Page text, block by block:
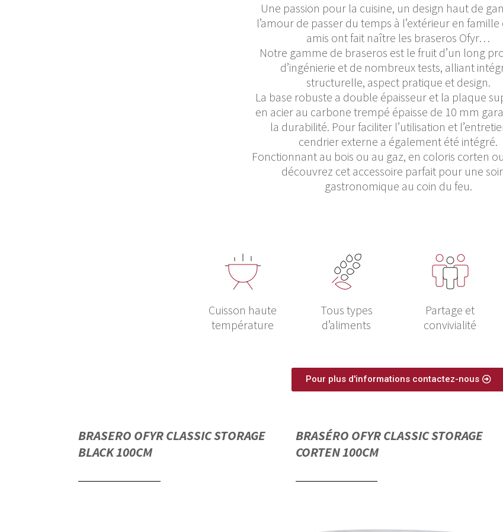
Une passion pour la cuisine, un design haut de
l’amour de passer du temps à l’extérieur en
amis ont fait naître les braseros Ofyr…
Notre gamme de braseros est le fruit d’un long
d’ingénierie et de nombreux tests, alliant
structurelle, aspect pratique et design.
La base robuste a double épaisseur et la plaque
en acier au carbone trempé épaisse de 10 mm
la durabilité. Pour faciliter l’utilisation et
cendrier externe a également été intégré.
Fonctionnant au bois ou au gaz, en coloris corten
découvrez cet accessoire parfait pour une
gastronomique au coin du feu.
Cuisson haute
température
Tous types
d’aliments
Partage et
convivialité
Pour plus d'informations contactez-nous
BRASERO OFYR CLASSIC STORAGE
BLACK 100CM
BRASÉRO OFYR CLASSIC STORAGE
CORTEN 100CM